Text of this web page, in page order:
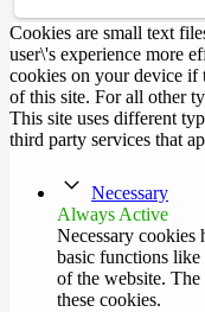
Cookies are small text
user\'s experience more
cookies on your device if
of this site. For all other
This site uses different
third party services that
Necessary
Always Active
Necessary cookies
basic functions like
of the website.
these cookies.